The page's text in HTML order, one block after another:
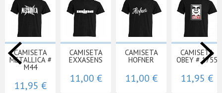
CAMISETA
METALLICA #
M44
11,95 €
CAMISETA
EXXASENS
11,00 €
CAMISETA
HOFNER
11,00 €
CAMISETA
OBEY # 1755
11,95 €